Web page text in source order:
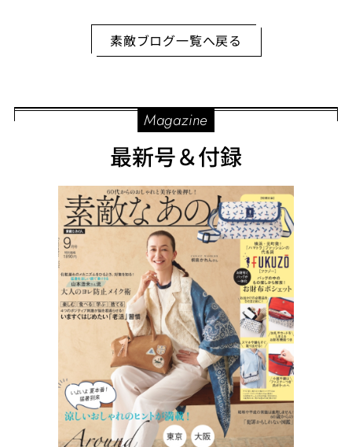
素敵ブログ一覧へ戻る
Magazine
最新号＆付録